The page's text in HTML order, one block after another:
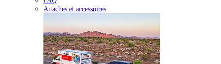
Attaches et accessoires